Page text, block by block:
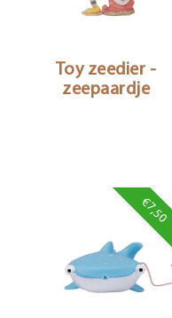
Toy zeedier -
zeepaardje
€7,50